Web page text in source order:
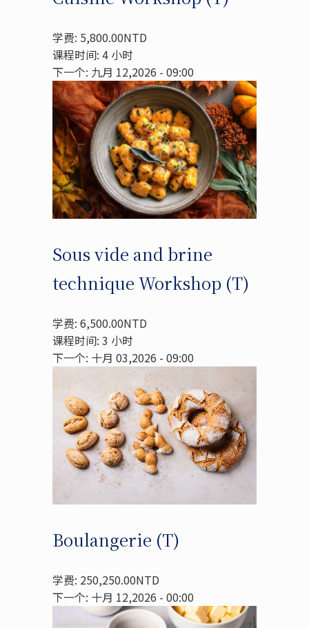
学费: 5,800.00NTD
课程时间: 4 小时
下一个: 九月 12,2026 - 09:00
Sous vide and brine
technique Workshop (T)
学费: 6,500.00NTD
课程时间: 3 小时
下一个: 十月 03,2026 - 09:00
Boulangerie (T)
学费: 250,250.00NTD
下一个: 十月 12,2026 - 00:00